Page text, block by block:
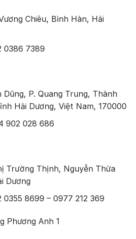
Chiêu, Bình Hàn, Hải
0386 7389
Dũng, P. Quang Trung, Thành
Hải Dương, Việt Nam, 170000
902 028 686
Trường Thịnh, Nguyễn Thừa
Dương
0355 8699 – 0977 212 369
Phương Anh 1